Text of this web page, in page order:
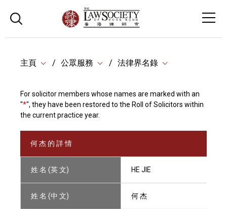
主頁 公眾服務 法律界名錄
For solicitor members whose names are marked with an
"*", they have been restored to the Roll of Solicitors within
the current practice year.
何 杰 的 詳 情
姓 名 (英 文) HE JIE
姓 名 (中 文) 何 杰